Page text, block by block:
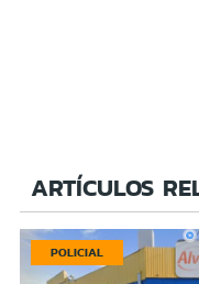
ARTÍCULOS
POLICIAL